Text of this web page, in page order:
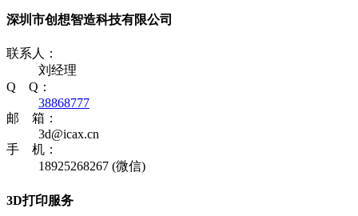
深圳市创想智造科技有限公司
联系人：
刘经理
Q Q：
38868777
邮 箱：
3d@icax.cn
手 机：
18925268267 (微信)
3D打印服务